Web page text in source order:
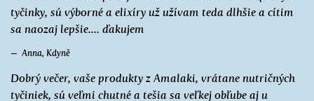
tyčinky, sú výborné a elixíry už užívam teda dlhšie a cítim
sa naozaj lepšie.... ďakujem
Anna, Kdyně
Dobrý večer, vaše produkty z Amalaki, vrátane nutričných
tyčiniek, sú veľmi chutné a tešia sa veľkej obľube aj u